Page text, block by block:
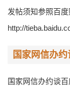
发帖须知参照百度
http://
国家网信办
国家网信办约谈